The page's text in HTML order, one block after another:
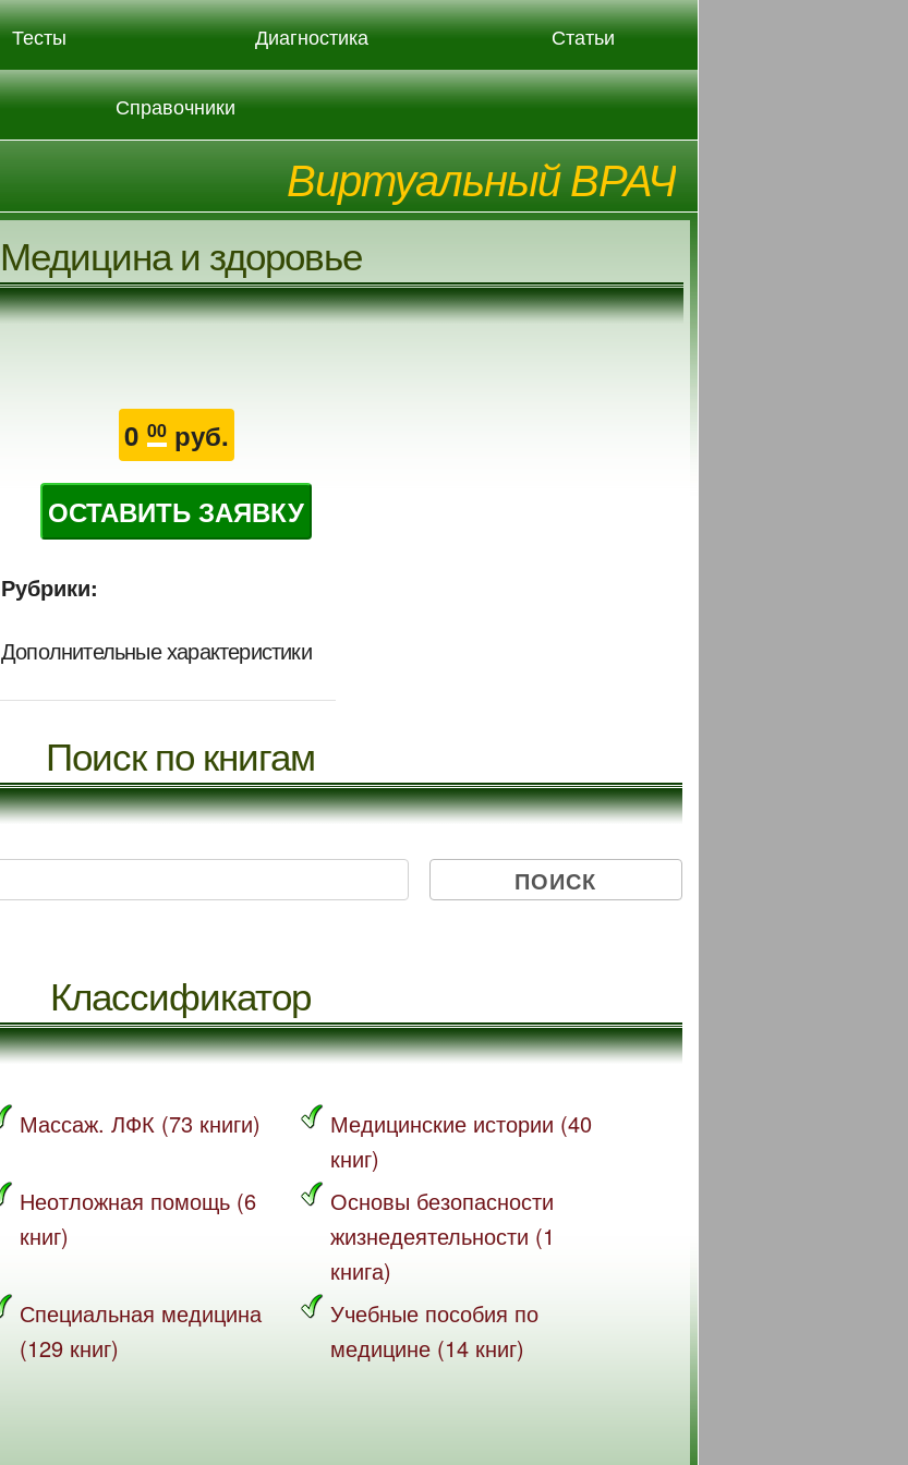
Тесты Диагностика Статьи
Справочники
Виртуальный ВРАЧ
Медицина и здоровье
0 00руб.
ОСТАВИТЬ ЗАЯВКУ
Рубрики:
Дополнительные характеристики
Поиск по книгам
Классификатор
Массаж. ЛФК (73 книги)
Медицинские истории (40
книг)
Неотложная помощь (6
книг)
Основы безопасности
жизнедеятельности (1
книга)
Специальная медицина
(129 книг)
Учебные пособия по
медицине (14 книг)